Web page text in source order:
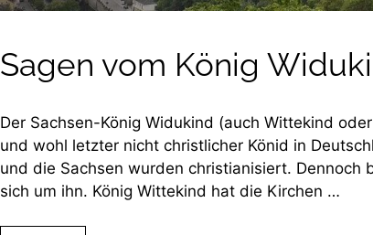
Sagen vom König
Der Sachsen-König Widukind (auch Wittekind
und wohl letzter nicht christlicher Könid in
und die Sachsen wurden christianisiert. Dennoch
sich um ihn. König Wittekind hat die Kirchen …